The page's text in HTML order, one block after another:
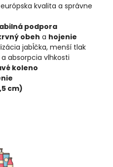
kvalita a správne
podpora
obeh a hojenie
jabĺčka, menší tlak
absorpcia vlhkosti
koleno
cm)